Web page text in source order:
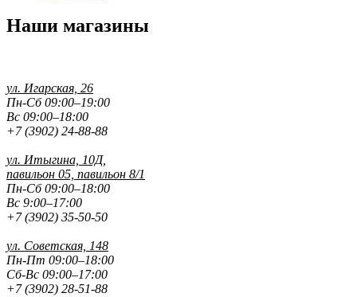
Наши магазины
ул. Игарская, 26
Пн-Сб 09:00–19:00
Вс 09:00–18:00
+7 (3902) 24-88-88
ул. Итыгина, 10Д,
павильон 05, павильон 8/1
Пн-Сб 09:00–18:00
Вс 9:00–17:00
+7 (3902) 35-50-50
ул. Советская, 148
Пн-Пт 09:00–18:00
Сб-Вс 09:00–17:00
+7 (3902) 28-51-88